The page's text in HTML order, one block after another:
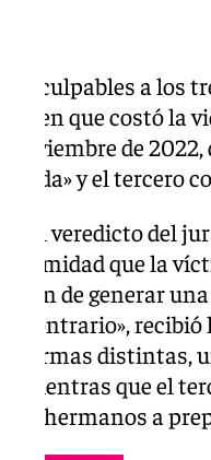
culpables a los
que costó la
noviembre de
y el tercero
del veredicto del
que la
de generar
contrario»,
armas distintas,
mientras que el
sus hermanos a